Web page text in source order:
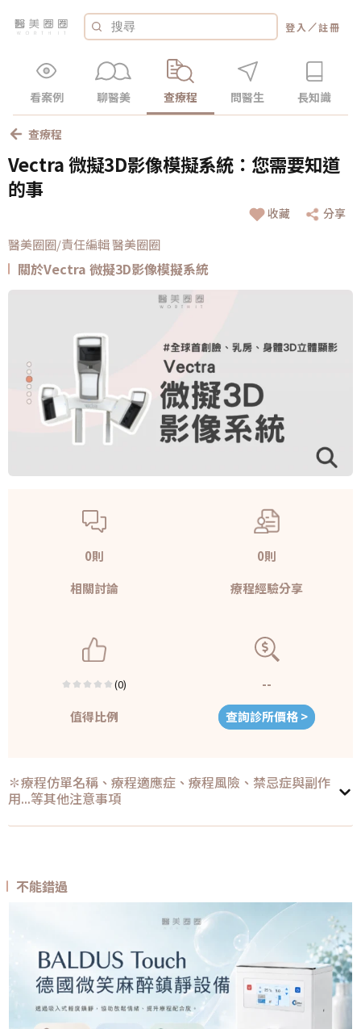
登入 ／註冊
看案例 聊醫美 查療程 問醫生 長知識
查療程
Vectra 微擬3D影像模擬系統：您需要知道
的事
收藏 分享
醫美圈圈/責任編輯 醫美圈圈
關於Vectra 微擬3D影像模擬系統
0則
相關討論
0則
療程經驗分享
(0)
值得比例
--
查詢診所價格 >
✽療程仿單名稱、療程適應症、療程風險、禁忌症與副作
用...等其他注意事項
不能錯過